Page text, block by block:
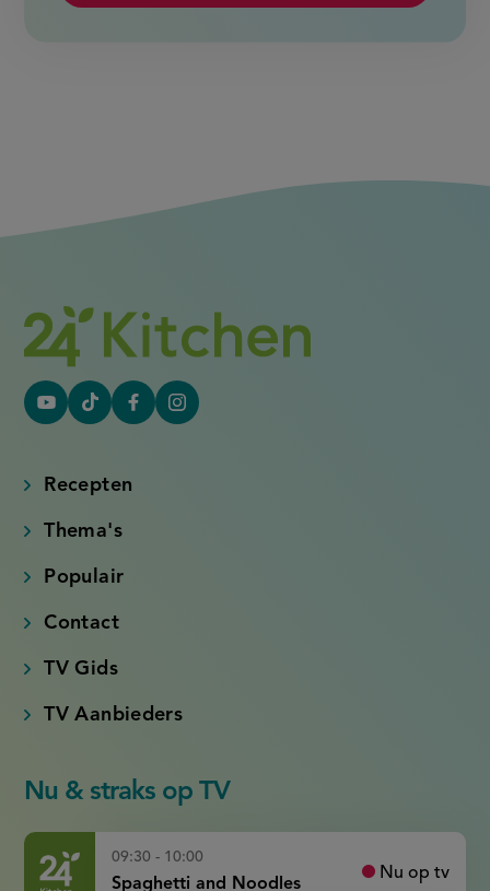
YouTube
link)
Tiktok
link)
FacebookInstagram
Recepten
Thema's
Populair
Contact
TV Gids
TV Aanbieders
Nu & straks op TV
09:30 - 10:00
Spaghetti and Noodles
Nu op tv